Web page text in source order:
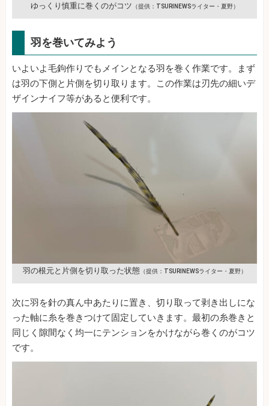
ゆっくり慎重に巻くのがコツ （提供：TSURINEWSライター・夏野）
羽を巻いてみよう
いよいよ毛鉤作りでもメインとなる羽を巻く作業です。まず
は羽の下側と片側を切り取ります。この作業は刃先の細いデ
ザインナイフ等があると便利です。
羽の根元と片側を切り取った状態（提供：TSURINEWSライター・夏野）
次に羽を針の真ん中あたりに置き、切り取って剥き出しにな
った軸に糸を巻きつけて固定していきます。最初の糸巻きと
同じく隙間なく均一にテンションをかけながら巻くのがコツ
です。